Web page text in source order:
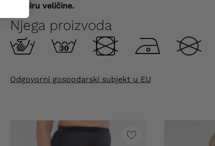
odabiru veličine.
Njega proizvoda
Odgovorni gospodarski subjekt u EU